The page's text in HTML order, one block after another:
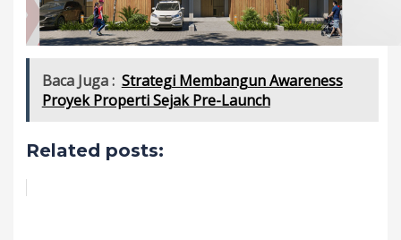
Baca Juga : Strategi Membangun Awareness
Proyek Properti Sejak Pre-Launch
Related posts: